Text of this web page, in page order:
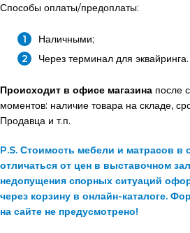
Способы оплаты/предоплаты:
Наличными;
Через терминал для эквайринга.
Происходит в офисе магазина после
моментов: наличие товара на складе,
Продавца и т.п.
P.S. Стоимость мебели и матрасов в
отличаться от цен в выставочном
недопущения спорных ситуаций
через корзину в онлайн-каталоге.
на сайте не предусмотрено!